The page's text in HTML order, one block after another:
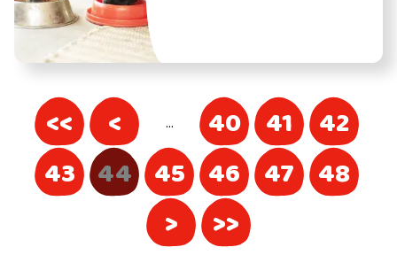
<< < … 40 41
42
43 44 45 46 47
48
>
>>